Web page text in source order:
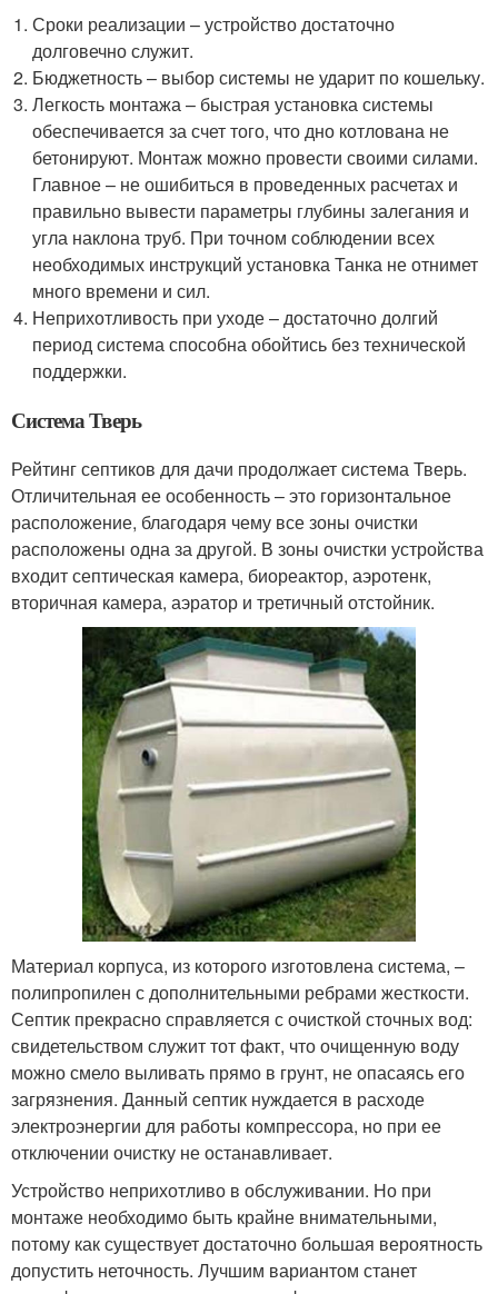
Сроки реализации – устройство достаточно
долговечно служит.
Бюджетность – выбор системы не ударит по кошельку.
Легкость монтажа – быстрая установка системы
обеспечивается за счет того, что дно котлована не
бетонируют. Монтаж можно провести своими силами.
Главное – не ошибиться в проведенных расчетах и
правильно вывести параметры глубины залегания и
угла наклона труб. При точном соблюдении всех
необходимых инструкций установка Танка не отнимет
много времени и сил.
Неприхотливость при уходе – достаточно долгий
период система способна обойтись без технической
поддержки.
Система Тверь
Рейтинг септиков для дачи продолжает система Тверь.
Отличительная ее особенность – это горизонтальное
расположение, благодаря чему все зоны очистки
расположены одна за другой. В зоны очистки устройства
входит септическая камера, биореактор, аэротенк,
вторичная камера, аэратор и третичный отстойник.
Материал корпуса, из которого изготовлена система, –
полипропилен с дополнительными ребрами жесткости.
Септик прекрасно справляется с очисткой сточных вод:
свидетельством служит тот факт, что очищенную воду
можно смело выливать прямо в грунт, не опасаясь его
загрязнения. Данный септик нуждается в расходе
электроэнергии для работы компрессора, но при ее
отключении очистку не останавливает.
Устройство неприхотливо в обслуживании. Но при
монтаже необходимо быть крайне внимательными,
потому как существует достаточно большая вероятность
допустить неточность. Лучшим вариантом станет